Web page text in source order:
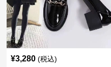
¥3,280 (税込)